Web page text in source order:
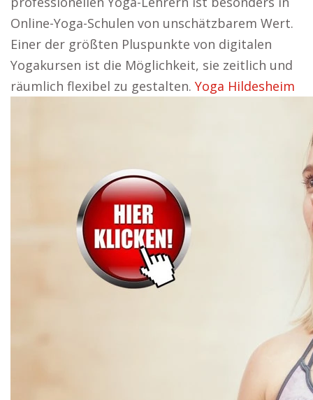
Online-Yoga-Schulen von unschätzbarem Wert.
Einer der größten Pluspunkte von digitalen
Yogakursen ist die Möglichkeit, sie zeitlich und
räumlich flexibel zu gestalten. Yoga Hildesheim